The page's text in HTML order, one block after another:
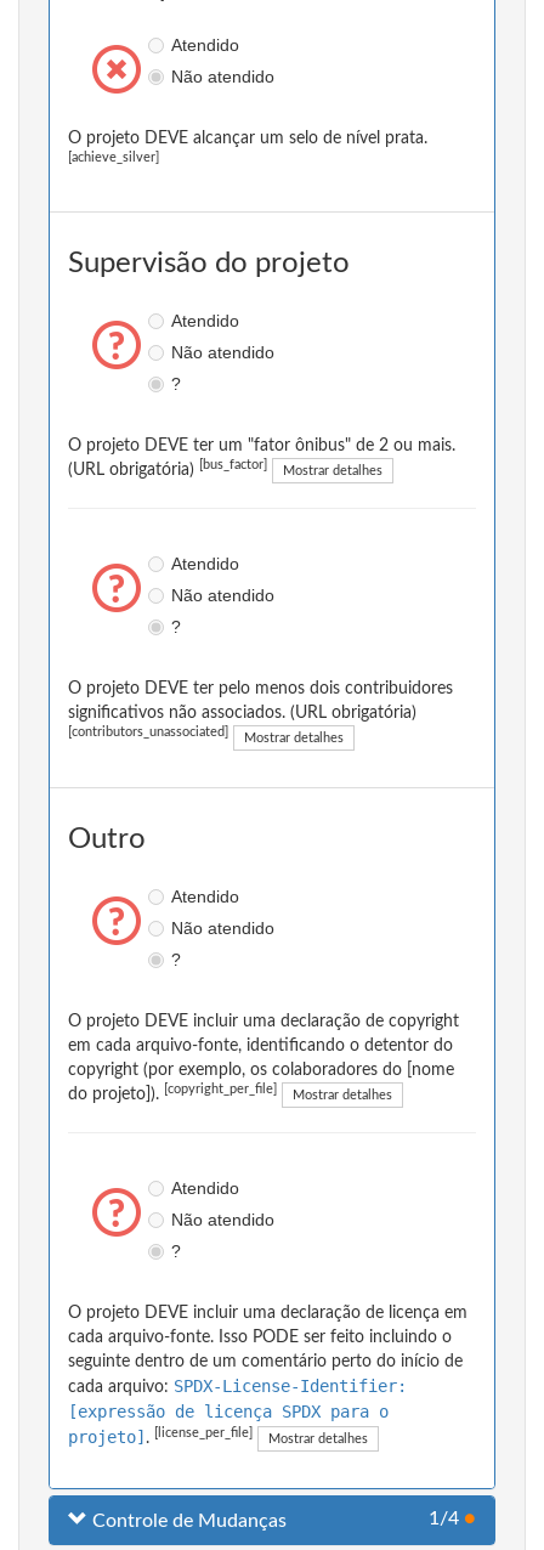
Atendido
Não atendido
O projeto DEVE alcançar um selo de nível prata.
[achieve_silver]
Supervisão do projeto
Atendido
Não atendido
?
O projeto DEVE ter um "fator ônibus" de 2 ou mais.
(URL obrigatória)
[bus_factor] Mostrar detalhes
Atendido
Não atendido
?
O projeto DEVE ter pelo menos dois contribuidores
significativos não associados. (URL obrigatória)
[contributors_unassociated] Mostrar detalhes
Outro
Atendido
Não atendido
?
O projeto DEVE incluir uma declaração de copyright
em cada arquivo-fonte, identificando o detentor do
copyright (por exemplo, os colaboradores do [nome
do projeto]).
[copyright_per_file] Mostrar detalhes
Atendido
Não atendido
?
O projeto DEVE incluir uma declaração de licença em
cada arquivo-fonte. Isso PODE ser feito incluindo o
seguinte dentro de um comentário perto do início de
cada arquivo: SPDX-License-Identifier:
[expressão de licença SPDX para o
projeto] . [license_per_file] Mostrar detalhes
Controle de Mudanças 1/4 ●